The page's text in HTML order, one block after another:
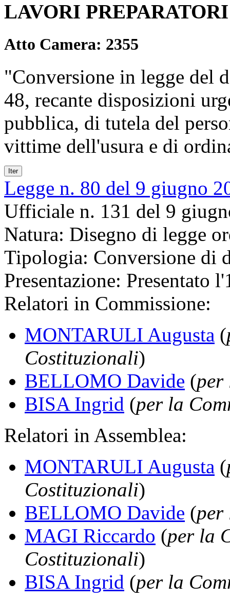
LAVORI
Atto Camera: 2355
"Conversione in legge del
48, recante disposizioni
pubblica, di tutela del
vittime dell'usura e di
Iter
Legge n. 80 del 9 giugno
Ufficiale n. 131 del 9
Natura: Disegno di legge
Tipologia: Conversione di
Presentazione: Presentato
Relatori in Commissione:
MONTARULI Augusta (
Costituzionali)
BELLOMO Davide (per
BISA Ingrid (per la
Relatori in Assemblea:
MONTARULI Augusta (
Costituzionali)
BELLOMO Davide (per
MAGI Riccardo (per la
Costituzionali)
BISA Ingrid (per la